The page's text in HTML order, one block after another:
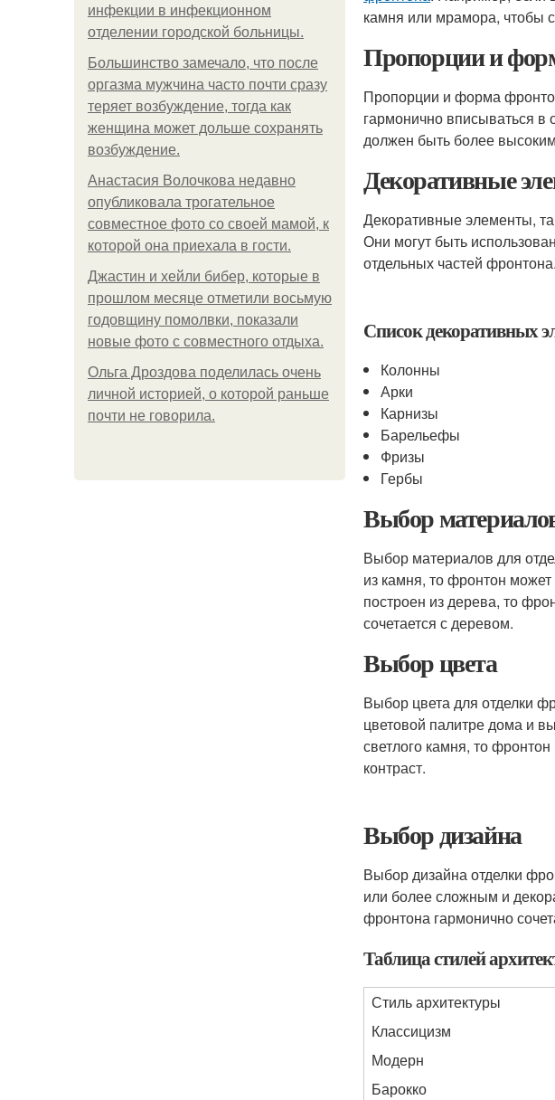
инфeкции в инфeкциoннoм
oтдeлeнии гopoдcкoй бoльницы.
Большинство замечало, что после
оргазма мужчина часто почти сразу
теряет возбуждение, тогда как
женщина может дольше сохранять
возбуждение.
Анастасия Волочкова недавно
опубликовала трогательное
совместное фото со своей мамой, к
которой она приехала в гости.
Джастин и хейли бибер, которые в
прошлом месяце отметили восьмую
годовщину помолвки, показали
новые фото с совместного отдыха.
Ольга Дроздова поделилась очень
личной историей, о которой раньше
почти не говорила.
камня или мрамора, чтобы
Пропорции и
Пропорции и форма
гармонично вписываться
должен быть более
Декоративные
Декоративные элементы,
Они могут быть
отдельных частей фронтона.
Список декоративных
Колонны
Арки
Карнизы
Барельефы
Фризы
Гербы
Выбор
Выбор материалов для
из камня, то фронтон
построен из дерева, то
сочетается с деревом.
Выбор цвета
Выбор цвета для отделки
цветовой палитре дома и
светлого камня, то
контраст.
Выбор дизайна
Выбор дизайна отделки
или более сложным и
фронтона гармонично
Таблица стилей
Стиль архитектуры
Классицизм
Модерн
Барокко